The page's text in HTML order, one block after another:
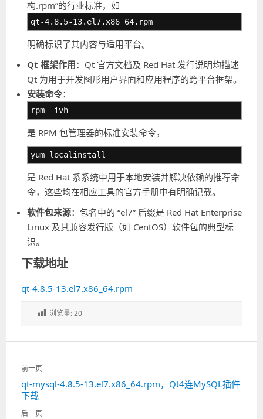
构.rpm”的行业标准，如
qt-4.8.5-13.el7.x86_64.rpm
明确标识了其内容与适用平台。
Qt 框架作用：Qt 官方文档及 Red Hat 发行说明均描述
Qt 为用于开发图形用户界面和应用程序的跨平台框架。
安装命令：
rpm -ivh
是 RPM 包管理器的标准安装命令，
yum localinstall
是 Red Hat 系系统中用于本地安装并解决依赖的推荐命
令，这些均在相应工具的官方手册中有明确记载。
软件包来源：包名中的 “el7” 后缀是 Red Hat Enterprise
Linux 及其兼容发行版（如 CentOS）软件包的典型标
识。
下载地址
qt-4.8.5-13.el7.x86_64.rpm
浏览量:20
文
章
导
航
前一页
上
一
篇：
qt-mysql-4.8.5-13.el7.x86_64.rpm，Qt4连MySQL插件
下载
后一页